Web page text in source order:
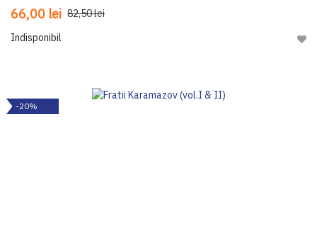
66,00 lei 82,50 lei
Indisponibil
-20%